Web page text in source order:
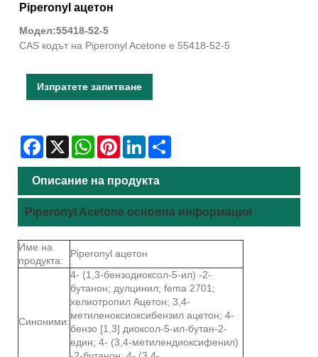
Piperonyl ацетон
Модел:55418-52-5
CAS кодът на Piperonyl Acetone е 55418-52-5
Изпратете запитване
Facebook
X WhatsAppPinterestLinkedIn
Описание на продукта
Piperonyl Acetone основна информация
Име на
продукта:
Piperonyl ацетон
Синоними:
4- (1,3-бензодиоксол-5-ил) -2-
бутанон; дулцинил; fema 2701;
хелиотропил Ацетон; 3,4-
метиленоксиоксибензил ацетон; 4-
бензо [1,3] диоксол-5-ил-бутан-2-
един; 4- (3,4-метилендиоксифенил)